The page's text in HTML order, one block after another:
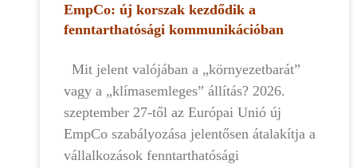
EmpCo: új korszak kezdődik a
fenntarthatósági kommunikációban
Mit jelent valójában a „környezetbarát”
vagy a „klímasemleges” állítás? 2026.
szeptember 27-től az Európai Unió új
EmpCo szabályozása jelentősen átalakítja a
vállalkozások fenntarthatósági